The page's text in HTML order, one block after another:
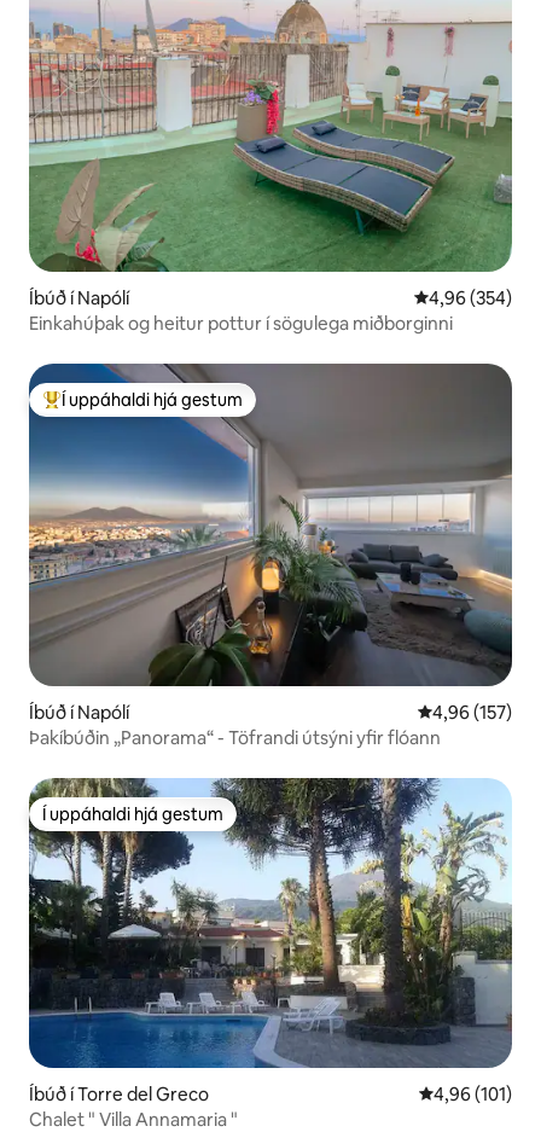
Íbúð í Napólí 4,96 af 5 í
4,96 (354)
Einkahúþak og heitur pottur í sögulega miðborginni
Í mestu uppáhaldi hjá gestum
Í uppáhaldi hjá gestum
Íbúð í Napólí 4,96 af 5 í
4,96 (157)
Þakíbúðin „Panorama“ - Töfrandi útsýni yfir flóann
Í uppáhaldi hjá gestum
Í uppáhaldi hjá gestum
Íbúð í Torre del Greco 4,96 af 5 í
4,96 (101)
Chalet " Villa Annamaria "